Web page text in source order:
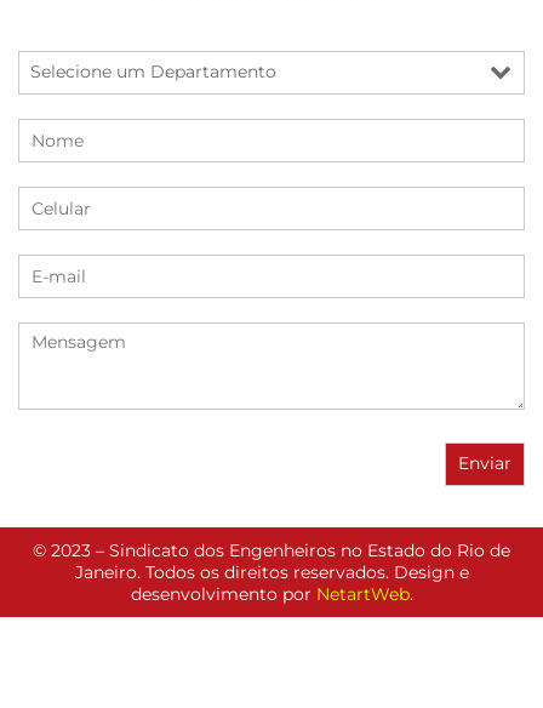
© 2023 – Sindicato dos Engenheiros no Estado do Rio de
Janeiro. Todos os direitos reservados. Design e
desenvolvimento por NetartWeb.